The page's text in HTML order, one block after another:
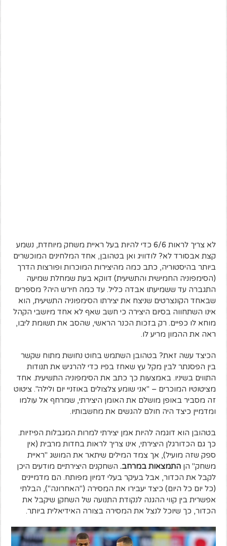
לא צריך לראות 6/6 כדי להיות בעל ראיית משחק מיוחדת, נשמע
קצת אבסורד לא? לודוויג ואן בטהובן, אחד המלחינים המוכשרים
ביותר בהיסטוריה, כתב כמה מהיצירות המוכרות ופורצות הדרך
(הסימפוניה החמישית והתשיעית) דווקא בעת שמחלת שמיעה
התגברה עד ששמיעתו אבדה כליל. עד כמה חירש היה? מספרים
שבאחד הקונצרטים שניצח את יצירתו הסימפוניה התשיעית, הוא
אינו השתחווה בסיום היצירה כי חשב שאף לא אחד מיושבי הקהל
מוחא לו כפיים. רק בזכות הכנר הראשי, שהסב את תשומת ליבו,
ראה את ההמון מריע לו.
הכיצד עשה זאת? בטהובן השתמש בחוט נחושת מתוח שקשר
בין הפסנתר לבין מקל עץ שאחז בפיו כדי להרגיש את תנודות
התווים בשיניו. באמצעות כך כתב את הסימפוניה התשיעית. אחד
מציטוטיו המוכרים – "אני שומע צלצולים באוזניי יום ולילה". ציטוט
זה מסביר באופן מושלם את האומן היצירתי, שמרחף אל עולמו
ומדמיין כיצד היה חולם להגשים את מחשבותיו.
בטהובן הוא דוגמה להיות אמן יצירתי למרות המגבלות הפיזיות.
כך גם הכדורגלן היצירתי, אינו צריך לראות בחדות מרבית (אין
ספק שזה מועיל), אך צמד המילים שיתאר את המושג "ראיית
משחק" הןהתמצאות במרחב. השחקנים היצירתיים מודעים היכן
לקבל את הכדור, אבל בעיקר בעלי דמיון מפותח. הם מדמיינים
(כל יום כל היום) כיצד יעבירו את המסירה ("האחרונה"), הבלתי
אפשרית בין קווי ההגנה לנקודת התנועה של השחקן שיקבל את
הכדור, כך שיוכל לנצל את המסירה בצורה האידיאלית ביותר.